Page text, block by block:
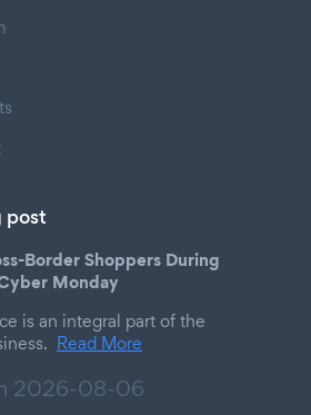
post
Border Shoppers During
Monday
is an integral part of the
Read More
2026-08-06